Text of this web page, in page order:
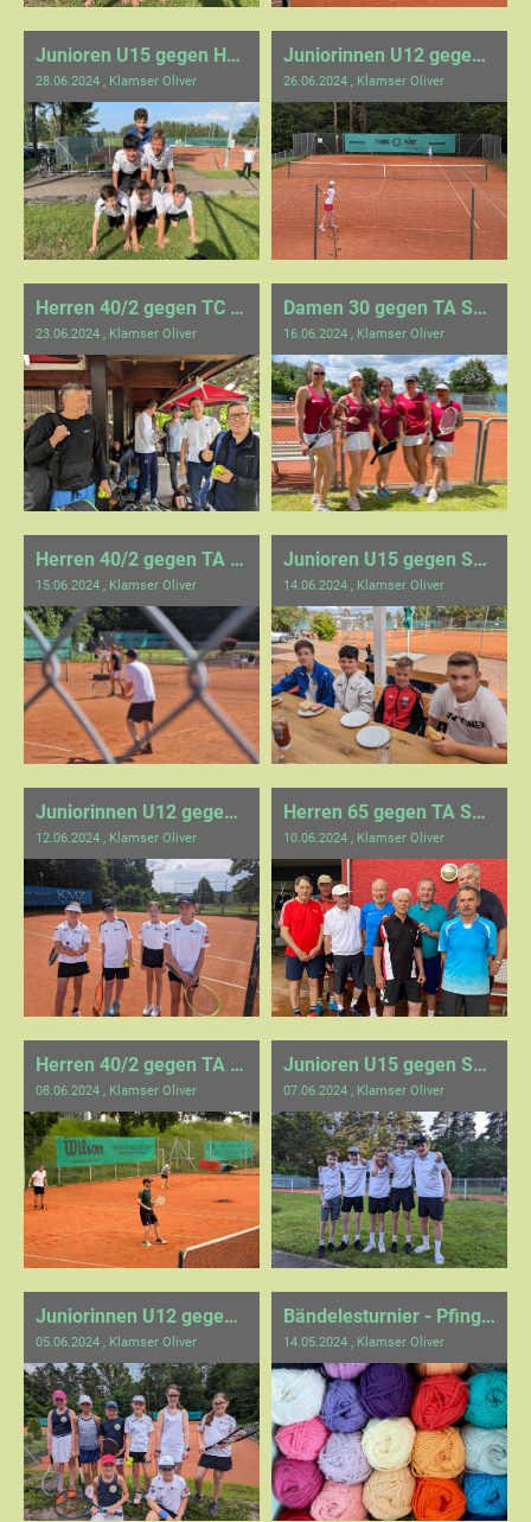
Junioren U15 gegen Holzbronn
28.06.2024 , Klamser Oliver
Juniorinnen U12 gegen Weissenhof
26.06.2024 , Klamser Oliver
Herren 40/2 gegen TC Nagold 2
23.06.2024 , Klamser Oliver
Damen 30 gegen TA SV Böblingen 1
16.06.2024 , Klamser Oliver
Herren 40/2 gegen TA SV Bondorf 2
15.06.2024 , Klamser Oliver
Junioren U15 gegen SPG Neubulach/Neuweiler
14.06.2024 , Klamser Oliver
Juniorinnen U12 gegen TC Herrenberg
12.06.2024 , Klamser Oliver
Herren 65 gegen TA Spfr. Stuttgart
10.06.2024 , Klamser Oliver
Herren 40/2 gegen TA SF Gechingen 1
08.06.2024 , Klamser Oliver
Junioren U15 gegen SPG Blau-Weiß-Calw/Hirsau
07.06.2024 , Klamser Oliver
Juniorinnen U12 gegen TEC Waldau 2
05.06.2024 , Klamser Oliver
Bändelesturnier - Pfingsten 2024
14.05.2024 , Klamser Oliver